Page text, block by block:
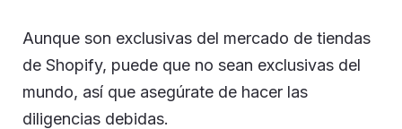
Aunque son exclusivas del mercado de tiendas
de Shopify, puede que no sean exclusivas del
mundo, así que asegúrate de hacer las
diligencias debidas.